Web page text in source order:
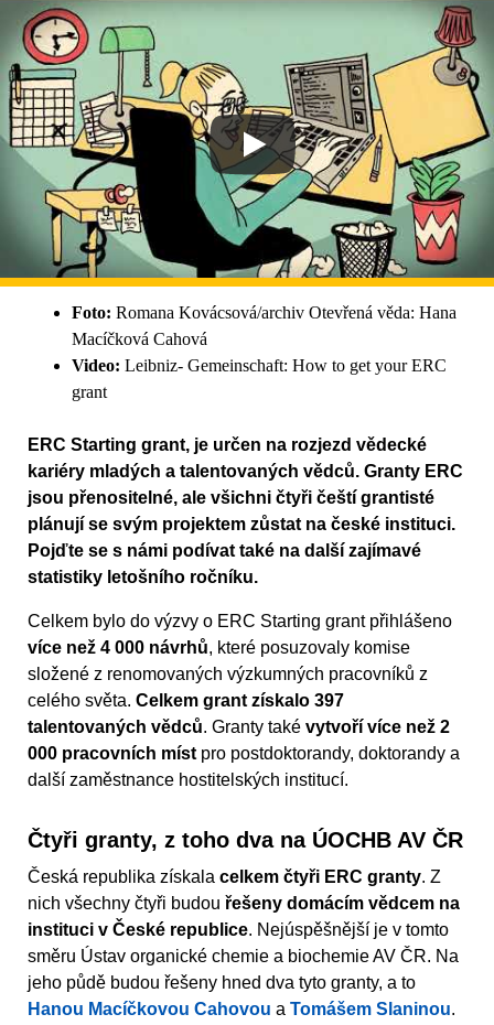
Foto: Romana Kovácsová/archiv Otevřená věda: Hana
Macíčková Cahová
Video: Leibniz- Gemeinschaft: How to get your ERC
grant
ERC Starting grant, je určen na rozjezd vědecké
kariéry mladých a talentovaných vědců. Granty ERC
jsou přenositelné, ale všichni čtyři čeští grantisté
plánují se svým projektem zůstat na české instituci.
Pojďte se s námi podívat také na další zajímavé
statistiky letošního ročníku.
Celkem bylo do výzvy o ERC Starting grant přihlášeno
více než 4 000 návrhů, které posuzovaly komise
složené z renomovaných výzkumných pracovníků z
celého světa. Celkem grant získalo 397
talentovaných vědců. Granty také vytvoří více než 2
000 pracovních míst pro postdoktorandy, doktorandy a
další zaměstnance hostitelských institucí.
Čtyři granty, z toho dva na ÚOCHB AV ČR
Česká republika získala celkem čtyři ERC granty. Z
nich všechny čtyři budou řešeny domácím vědcem na
instituci v České republice. Nejúspěšnější je v tomto
směru Ústav organické chemie a biochemie AV ČR. Na
jeho půdě budou řešeny hned dva tyto granty, a to
Hanou Macíčkovou Cahovou a Tomášem Slaninou.